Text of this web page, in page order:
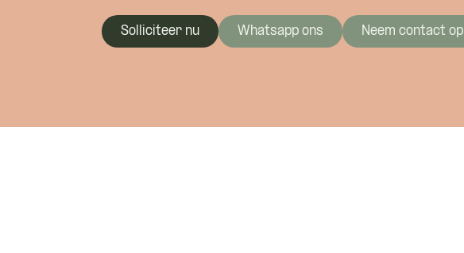
Solliciteer nu Whatsapp ons Neem contact op